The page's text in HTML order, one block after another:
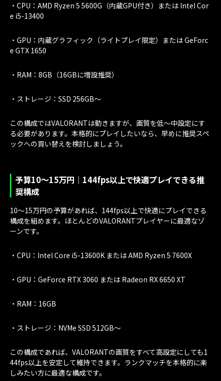
・CPU：AMD Ryzen 5 5600G（内蔵GPU付き）または Intel Cor
e i5-13400
・GPU：内蔵グラフィック（ライトプレイ限定）または GeForc
e GTX 1650
・RAM：8GB（16GBに増設推奨）
・ストレージ：SSD 256GB〜
この構成ではVALORANTは動きますが、画質を低〜中設定にす
る必要があります。本格的にプレイしたいなら、早めに推奨スペ
ックへの買い替えを検討しましょう。
予算10〜15万円｜144fps以上で快適プレイできる推
奨構成
10〜15万円の予算があれば、144fps以上で快適にプレイできる
構成を組めます。ほとんどのVALORANTプレイヤーに最適なゾ
ーンです。
・CPU：Intel Core i5-13600K または AMD Ryzen 5 7600X
・GPU：GeForce RTX 3060 または Radeon RX 6650 XT
・RAM：16GB
・ストレージ：NVMe SSD 512GB〜
この構成であれば、VALORANTの画質をすべて高設定にしても1
44fps以上を安定して維持できます。ランクマッチを本格的に楽
しみたい方に最適な構成です。